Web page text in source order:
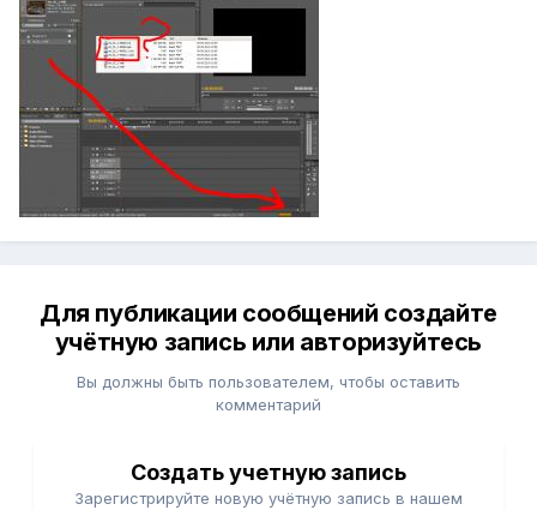
Для публикации сообщений создайте
учётную запись или авторизуйтесь
Вы должны быть пользователем, чтобы оставить
комментарий
Создать учетную запись
Зарегистрируйте новую учётную запись в нашем